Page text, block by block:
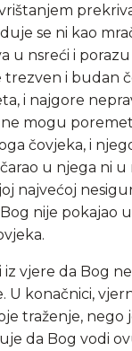
se ni kao
u nsreći i
trezven i budan
i najgore
ne mogu
čovjeka, i
u njega ni
najvećoj
nije pokajao
iz vjere da Bog
U konačnici,
traženje, nego
da Bog vodi